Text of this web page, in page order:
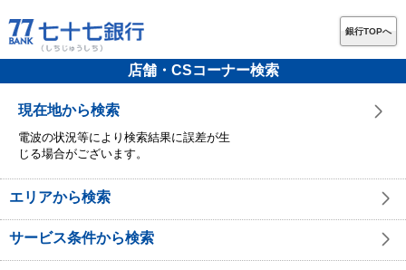
銀行TOPへ
店舗・CSコーナー検索
現在地から検索
電波の状況等により検索結果に誤差が生
じる場合がございます。
エリアから検索
サービス条件から検索